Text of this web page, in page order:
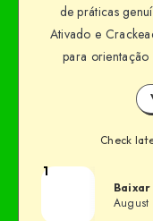
de práticas
Ativado e
para
Check
1
Baixar